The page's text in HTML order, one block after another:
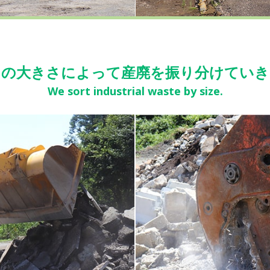
大きさによって産廃を振り分けてい
We sort industrial waste by size.